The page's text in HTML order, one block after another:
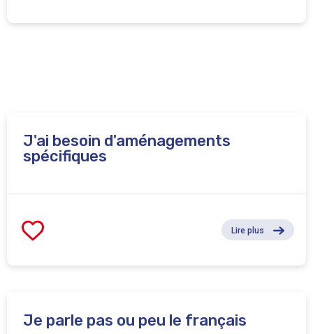
J'ai besoin d'aménagements
spécifiques
Lire plus
Je parle pas ou peu le français